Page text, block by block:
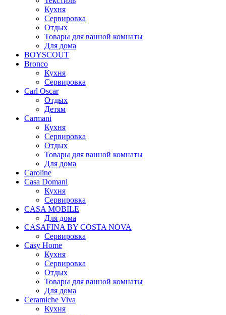
Кухня
Сервировка
Отдых
Товары для ванной комнаты
Для дома
BOYSCOUT
Bronco
Кухня
Сервировка
Carl Oscar
Отдых
Детям
Carmani
Кухня
Сервировка
Отдых
Товары для ванной комнаты
Для дома
Caroline
Casa Domani
Кухня
Сервировка
CASA MOBILE
Для дома
CASAFINA BY COSTA NOVA
Сервировка
Casy Home
Кухня
Сервировка
Отдых
Товары для ванной комнаты
Для дома
Ceramiche Viva
Кухня